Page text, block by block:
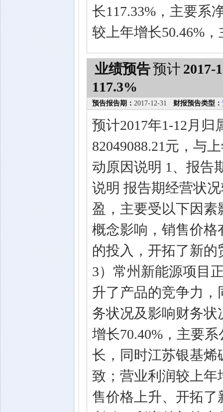
长117.33%，主要系
较上年增长50.46%
业绩预告预计 2017-
117.3%
预告报告期： 2017-12-31 财报预告类型：
预计2017年1-12月
82049088.21元，与
动原因说明 1、报告
说明 报告期经营状
盈，主要受以下因素
概念影响，销售价格
的投入，开拓了新
3）常州新能源项目
升了产品的竞争力
务状况及影响财务
增长70.40%，主要
长，同时江苏银基
致；营业利润较上年
售价格上升、开拓